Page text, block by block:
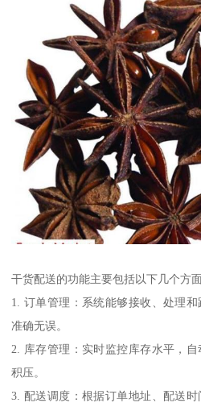
干货配送的功能主要包括以下几个方面
1. 订单管理：系统能够接收、处理
准确无误。
2. 库存管理：实时监控库存水平，
积压。
3. 配送调度：根据订单地址、配送